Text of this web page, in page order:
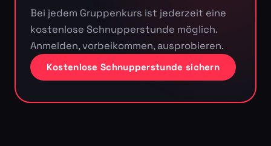
Bei jedem Gruppenkurs ist jederzeit eine
kostenlose Schnupperstunde möglich.
Anmelden, vorbeikommen, ausprobieren.
Kostenlose Schnupperstunde sichern